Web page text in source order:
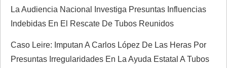
ó
d
La Audiencia Nacional Investiga Presuntas Influencias
Indebidas En El Rescate De Tubos Reunidos
Caso Leire: Imputan A Carlos López De Las Heras Por
Presuntas Irregularidades En La Ayuda Estatal A Tubos